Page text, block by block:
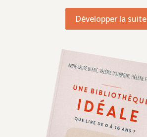
Développer la suite